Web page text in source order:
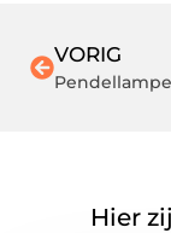
VORIG
Hier